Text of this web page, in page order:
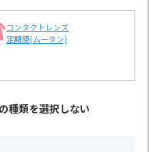
コンタクトレンズ
定期便(ムータン)
種類を選択しない